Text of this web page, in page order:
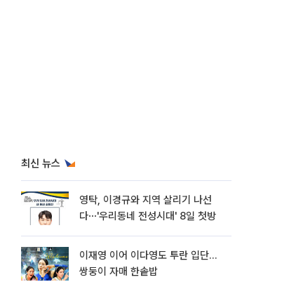
최신 뉴스
영탁, 이경규와 지역 살리기 나선
다⋯'우리동네 전성시대' 8일 첫방
이재영 이어 이다영도 투란 입단…
쌍둥이 자매 한솥밥